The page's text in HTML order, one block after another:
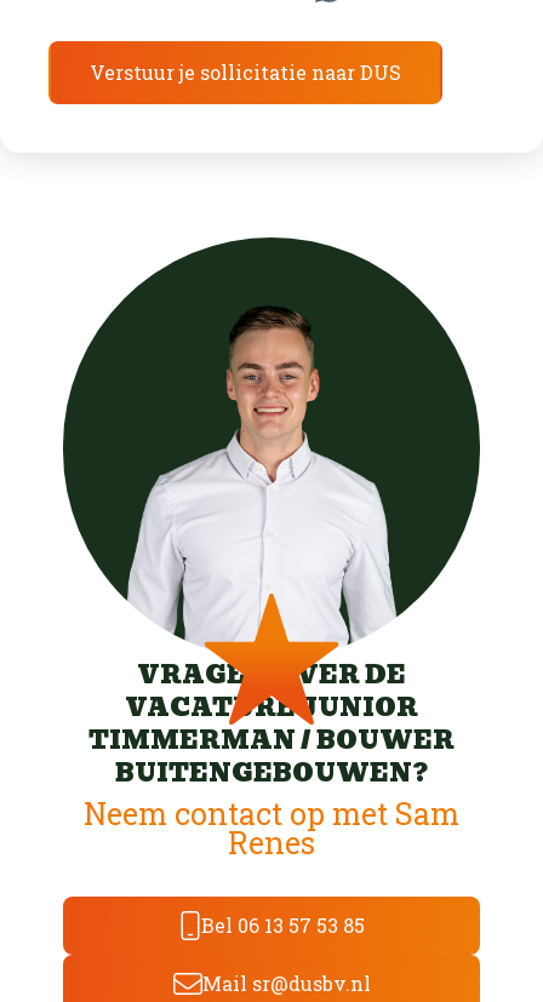
Verstuur je sollicitatie naar DUS
VRAGEN OVER DE
VACATURE JUNIOR
TIMMERMAN / BOUWER
BUITENGEBOUWEN?
Neem contact op met Sam
Renes
Bel 06 13 57 53 85
Mail sr@dusbv.nl